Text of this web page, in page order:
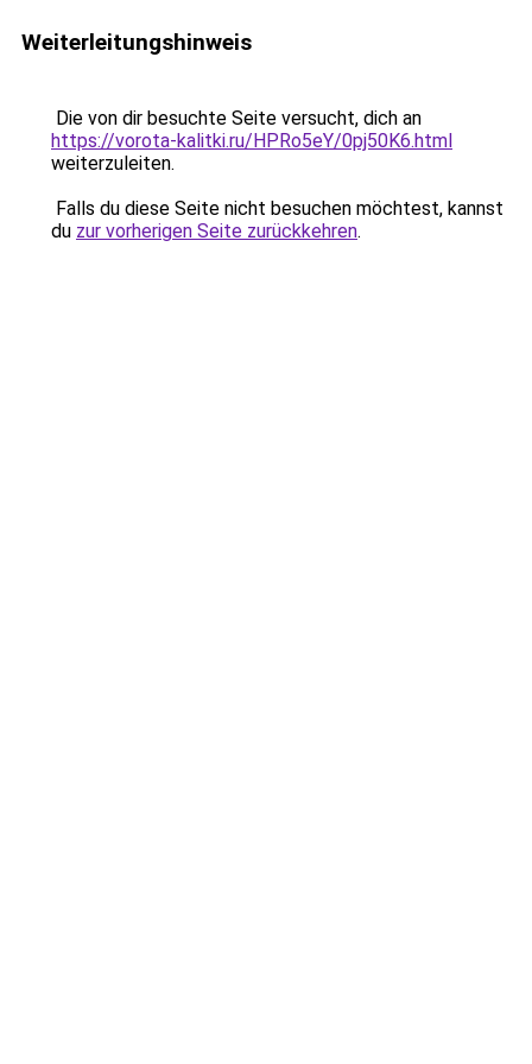
Weiterleitungshinweis
Die von dir besuchte Seite versucht, dich an
https://vorota-kalitki.ru/HPRo5eY/0pj50K6.html
weiterzuleiten.
Falls du diese Seite nicht besuchen möchtest, kannst
du zur vorherigen Seite zurückkehren.